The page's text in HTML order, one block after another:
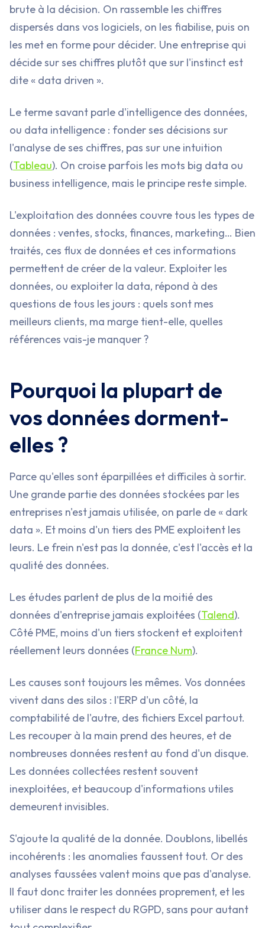
brute à la décision. On rassemble les chiffres
dispersés dans vos logiciels, on les fiabilise, puis on
les met en forme pour décider. Une entreprise qui
décide sur ses chiffres plutôt que sur l'instinct est
dite « data driven ».
Le terme savant parle d'intelligence des données,
ou data intelligence : fonder ses décisions sur
l'analyse de ses chiffres, pas sur une intuition
(Tableau). On croise parfois les mots big data ou
business intelligence, mais le principe reste simple.
L'exploitation des données couvre tous les types de
données : ventes, stocks, finances, marketing… Bien
traités, ces flux de données et ces informations
permettent de créer de la valeur. Exploiter les
données, ou exploiter la data, répond à des
questions de tous les jours : quels sont mes
meilleurs clients, ma marge tient-elle, quelles
références vais-je manquer ?
Pourquoi la plupart de
vos données dorment-
elles ?
Parce qu'elles sont éparpillées et difficiles à sortir.
Une grande partie des données stockées par les
entreprises n'est jamais utilisée, on parle de « dark
data ». Et moins d'un tiers des PME exploitent les
leurs. Le frein n'est pas la donnée, c'est l'accès et la
qualité des données.
Les études parlent de plus de la moitié des
données d'entreprise jamais exploitées (Talend).
Côté PME, moins d'un tiers stockent et exploitent
réellement leurs données (France Num).
Les causes sont toujours les mêmes. Vos données
vivent dans des silos : l'ERP d'un côté, la
comptabilité de l'autre, des fichiers Excel partout.
Les recouper à la main prend des heures, et de
nombreuses données restent au fond d'un disque.
Les données collectées restent souvent
inexploitées, et beaucoup d'informations utiles
demeurent invisibles.
S'ajoute la qualité de la donnée. Doublons, libellés
incohérents : les anomalies faussent tout. Or des
analyses faussées valent moins que pas d'analyse.
Il faut donc traiter les données proprement, et les
utiliser dans le respect du RGPD, sans pour autant